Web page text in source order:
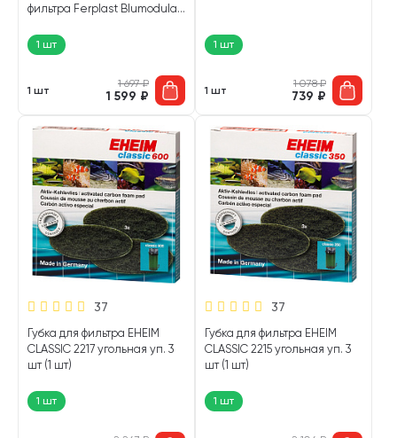
фильтра Ferplast Blumodular
1 шт
1 шт
1 697₽
1 599 ₽
1 шт
1 шт
1 078₽
739 ₽
37
Губка для фильтра EHEIM
СLASSIC 2217 угольная уп. 3
шт (1 шт)
1 шт
37
Губка для фильтра EHEIM
СLASSIC 2215 угольная уп. 3
шт (1 шт)
1 шт